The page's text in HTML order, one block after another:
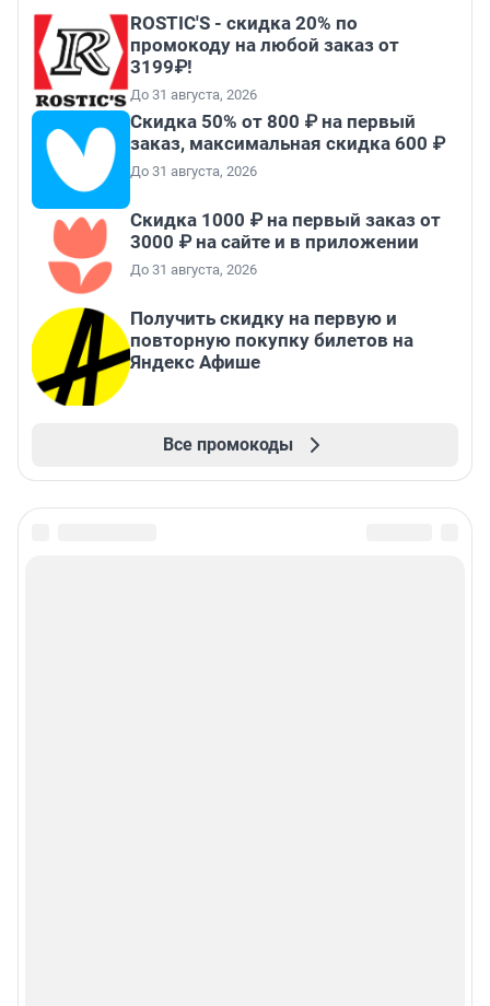
ROSTIC'S - скидка 20% по
промокоду на любой заказ от
3199₽!
До 31 августа, 2026
Скидка 50% от 800 ₽ на первый
заказ, максимальная скидка 600 ₽
До 31 августа, 2026
Скидка 1000 ₽ на первый заказ от
3000 ₽ на сайте и в приложении
До 31 августа, 2026
Получить скидку на первую и
повторную покупку билетов на
Яндекс Афише
Все промокоды